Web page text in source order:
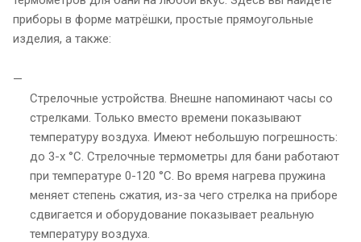
приборы в форме матрёшки, простые прямоугольные
изделия, а также:
Стрелочные устройства. Внешне напоминают часы со
стрелками. Только вместо времени показывают
температуру воздуха. Имеют небольшую погрешность:
до 3-х °С. Стрелочные термометры для бани работают
при температуре 0-120 °С. Во время нагрева пружина
меняет степень сжатия, из-за чего стрелка на приборе
сдвигается и оборудование показывает реальную
температуру воздуха.